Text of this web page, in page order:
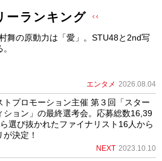
ーランキング
舞の原動力は「愛」。STU48と2nd写
エンタメ 2026.08.04
トプロモーション主催 第３回「スター
ョン」の最終選考会。応募総数16,39
選び抜かれたファイナリスト16人から
決定！
NEXT 2023.10.10